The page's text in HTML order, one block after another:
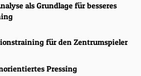
als Grundlage für besseres
für den Zentrumspieler
Pressing